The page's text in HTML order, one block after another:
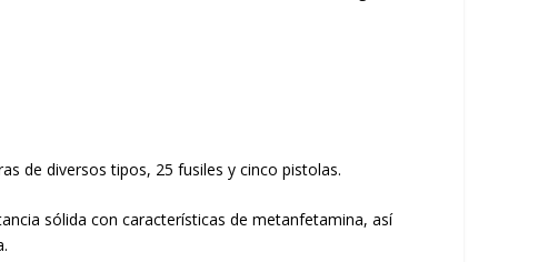
de diversos tipos, 25 fusiles y cinco pistolas.
sólida con características de metanfetamina, así